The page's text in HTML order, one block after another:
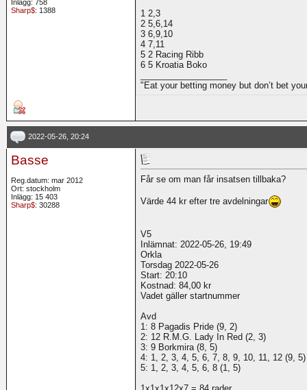
Inlägg: 758
Sharp$: 1388
1 2,3
2 5,6,14
3 6,9,10
4 7,11
5 2 Racing Ribb
6 5 Kroatia Boko
"Eat your betting money but don’t bet
2022-05-26, 20:24
Basse
Reg.datum: mar 2012
Ort: stockholm
Inlägg: 15 403
Sharp$: 30288
Får se om man får insatsen tillbaka?
Värde 44 kr efter tre avdelningar
V5
Inlämnat: 2022-05-26, 19:49
Orkla
Torsdag 2022-05-26
Start: 20:10
Kostnad: 84,00 kr
Vadet gäller startnummer
Avd
1: 8 Pagadis Pride (9, 2)
2: 12 R.M.G. Lady In Red (2, 3)
3: 9 Borkmira (8, 5)
4: 1, 2, 3, 4, 5, 6, 7, 8, 9, 10, 11, 12 (9, 5)
5: 1, 2, 3, 4, 5, 6, 8 (1, 5)